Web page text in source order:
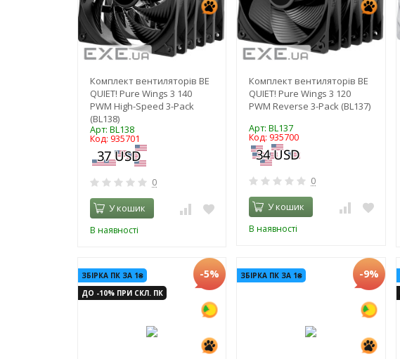
Комплект вентиляторів BE
QUIET! Pure Wings 3 140
PWM High-Speed 3-Pack
(BL138)
Арт: BL138
Код: 935701
0
У кошик
В наявності
Комплект вентиляторів BE
QUIET! Pure Wings 3 120
PWM Reverse 3-Pack (BL137)
Арт: BL137
Код: 935700
0
У кошик
В наявності
ЗБІРКА ПК ЗА 1₴
ДО -10% ПРИ СКЛ. ПК
-5% ЗБІРКА ПК ЗА 1₴ -9%